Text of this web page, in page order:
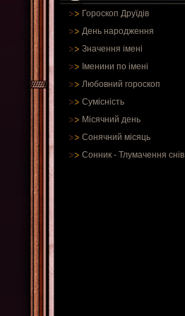
Гороскоп Друїдів
День народження
Значення імені
Іменини по імені
Любовний гороскоп
Сумісність
Місячний день
Сонячний місяць
Сонник - Тлумачення снів